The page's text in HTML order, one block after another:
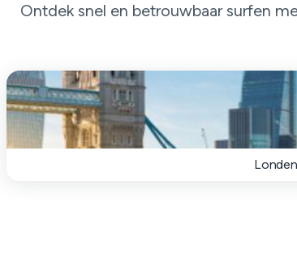
Ontdek snel en betrouwbaar surfen
Londen